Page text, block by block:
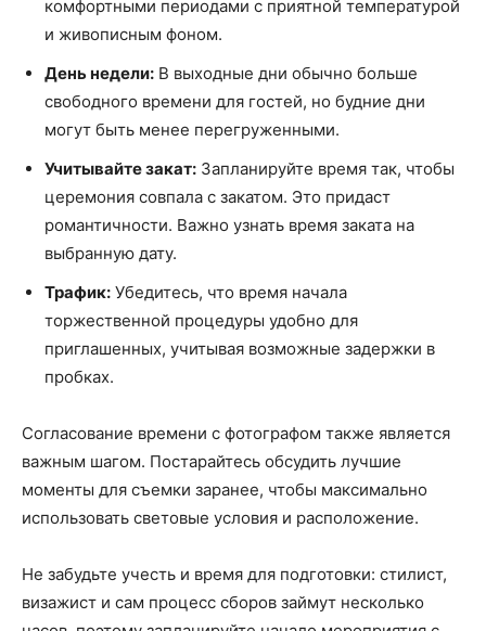
комфортными периодами с приятной температурой
и живописным фоном.
День недели: В выходные дни обычно больше
свободного времени для гостей, но будние дни
могут быть менее перегруженными.
Учитывайте закат: Запланируйте время так, чтобы
церемония совпала с закатом. Это придаст
романтичности. Важно узнать время заката на
выбранную дату.
Трафик: Убедитесь, что время начала
торжественной процедуры удобно для
приглашенных, учитывая возможные задержки в
пробках.
Согласование времени с фотографом также является
важным шагом. Постарайтесь обсудить лучшие
моменты для съемки заранее, чтобы максимально
использовать световые условия и расположение.
Не забудьте учесть и время для подготовки: стилист,
визажист и сам процесс сборов займут несколько